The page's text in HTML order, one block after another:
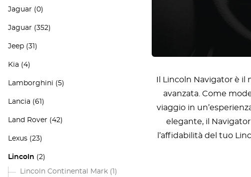
Jaguar (0)
Jaguar (352)
Jeep (31)
Kia (4)
Lamborghini (5)
Lancia (61)
Land Rover (42)
Lexus (23)
Lincoln (2)
Lincoln Continental Mark (1)
Il Lincoln Navigator è
avanzata. Come
viaggio in
elegante, il
l’affidabilità del tuo